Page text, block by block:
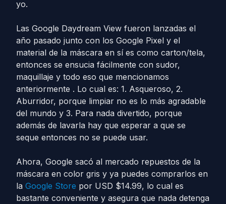
yo.
Las Google Daydream View fueron lanzadas el
año pasado junto con los Google Pixel y el
material de la máscara en sí es como carton/tela,
entonces se ensucia fácilmente con sudor,
maquillaje y todo eso que mencionamos
anteriormente . Lo cual es: 1. Asqueroso, 2.
Aburridor, porque limpiar no es lo más agradable
del mundo y 3. Para nada divertido, porque
además de lavarla hay que esperar a que se
seque entonces no se puede usar.
Ahora, Google sacó al mercado repuestos de la
máscara en color gris y ya puedes comprarlos en
la Google Store por USD $14.99, lo cual es
bastante conveniente y asegura que nada detenga